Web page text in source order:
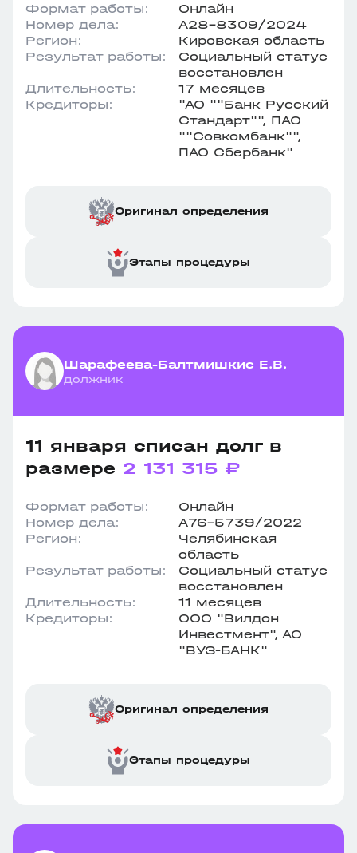
Формат работы:
Онлайн
Номер дела:
А28-8309/2024
Регион:
Кировская область
Результат работы:
Социальный статус
восстановлен
Длительность:
17 месяцев
Кредиторы:
"АО ""Банк Русский
Стандарт"", ПАО
""Совкомбанк"",
ПАО Сбербанк"
Оригинал определения
Этапы процедуры
Шарафеева-Балтмишкис Е.В.
должник
11 января списан долг в
размере 2 131 315 ₽
Формат работы:
Онлайн
Номер дела:
А76-5739/2022
Регион:
Челябинская
область
Результат работы:
Социальный статус
восстановлен
Длительность:
11 месяцев
Кредиторы:
ООО "Вилдон
Инвестмент", АО
"ВУЗ-БАНК"
Оригинал определения
Этапы процедуры